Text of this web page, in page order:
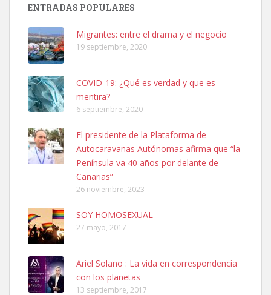
Leales.org » Gran Canaria
SHIBA PERDIDO AVDA JOSE MESA Y LOPEZ
PERRO MACHO RAZA SHIBA CON MICROCHIP PERDIDO HOY
06/07/2025 ZONA MESA Y LOPEZ. ES MUY ASUSTADIZO
Leales.org » Gran Canaria
6.7.2025
Ninfa perdida
El día 5 se los perdió una ninfa papillera, asustada tiene miedo a la
ENTRADAS POPULARES
Migrantes: entre el drama y el negocio
19 septiembre, 2020
COVID-19: ¿Qué es verdad y que es
mentira?
6 septiembre, 2020
El presidente de la Plataforma de
Autocaravanas Autónomas afirma que “la
Península va 40 años por delante de
Canarias”
26 noviembre, 2023
SOY HOMOSEXUAL
27 mayo, 2017
Ariel Solano : La vida en correspondencia
con los planetas
13 septiembre, 2017